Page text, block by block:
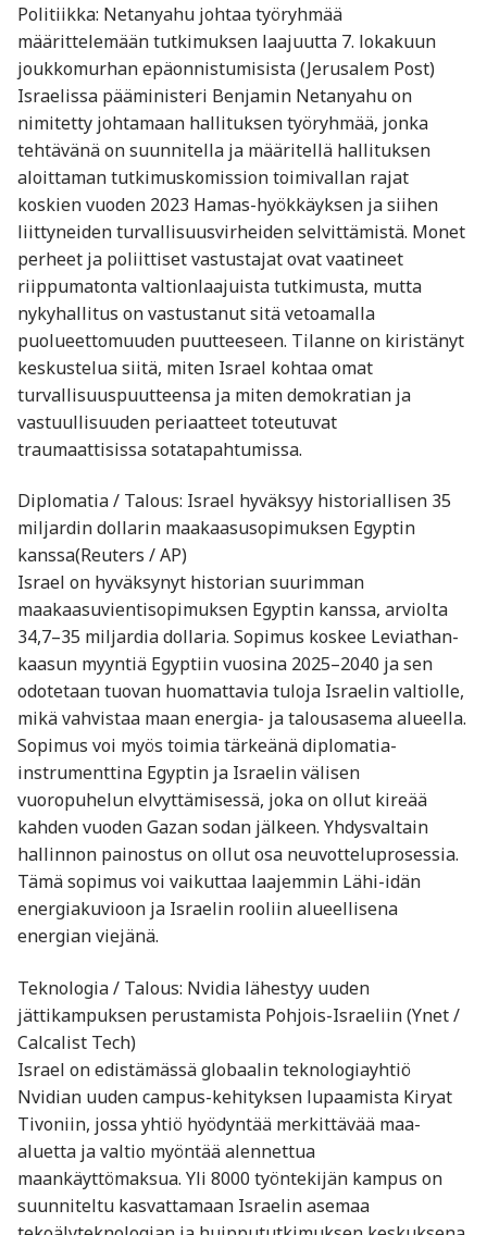
Politiikka: Netanyahu johtaa työryhmää
määrittelemään tutkimuksen laajuutta 7. lokakuun
joukkomurhan epäonnistumisista (Jerusalem Post)
Israelissa pääministeri Benjamin Netanyahu on
nimitetty johtamaan hallituksen työryhmää, jonka
tehtävänä on suunnitella ja määritellä hallituksen
aloittaman tutkimuskomission toimivallan rajat
koskien vuoden 2023 Hamas-hyökkäyksen ja siihen
liittyneiden turvallisuusvirheiden selvittämistä. Monet
perheet ja poliittiset vastustajat ovat vaatineet
riippumatonta valtionlaajuista tutkimusta, mutta
nykyhallitus on vastustanut sitä vetoamalla
puolueettomuuden puutteeseen. Tilanne on kiristänyt
keskustelua siitä, miten Israel kohtaa omat
turvallisuuspuutteensa ja miten demokratian ja
vastuullisuuden periaatteet toteutuvat
traumaattisissa sotatapahtumissa.
Diplomatia / Talous: Israel hyväksyy historiallisen 35
miljardin dollarin maakaasusopimuksen Egyptin
kanssa(Reuters / AP)
Israel on hyväksynyt historian suurimman
maakaasuvientisopimuksen Egyptin kanssa, arviolta
34,7–35 miljardia dollaria. Sopimus koskee Leviathan-
kaasun myyntiä Egyptiin vuosina 2025–2040 ja sen
odotetaan tuovan huomattavia tuloja Israelin valtiolle,
mikä vahvistaa maan energia- ja talousasema alueella.
Sopimus voi myös toimia tärkeänä diplomatia-
instrumenttina Egyptin ja Israelin välisen
vuoropuhelun elvyttämisessä, joka on ollut kireää
kahden vuoden Gazan sodan jälkeen. Yhdysvaltain
hallinnon painostus on ollut osa neuvotteluprosessia.
Tämä sopimus voi vaikuttaa laajemmin Lähi-idän
energiakuvioon ja Israelin rooliin alueellisena
energian viejänä.
Teknologia / Talous: Nvidia lähestyy uuden
jättikampuksen perustamista Pohjois-Israeliin (Ynet /
Calcalist Tech)
Israel on edistämässä globaalin teknologiayhtiö
Nvidian uuden campus-kehityksen lupaamista Kiryat
Tivoniin, jossa yhtiö hyödyntää merkittävää maa-
aluetta ja valtio myöntää alennettua
maankäyttömaksua. Yli 8000 työntekijän kampus on
suunniteltu kasvattamaan Israelin asemaa